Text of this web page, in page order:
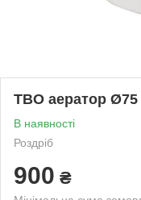
ТВО аератор
В наявності
Роздріб
900 ₴